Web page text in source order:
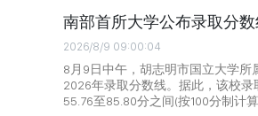
南部首所大学公布录取分
2026/8/9 09:00:04
8月9日中午，胡志明市国立大学所
2026年录取分数线。据此，该校录
55.76至85.80分之间(按100分制计算